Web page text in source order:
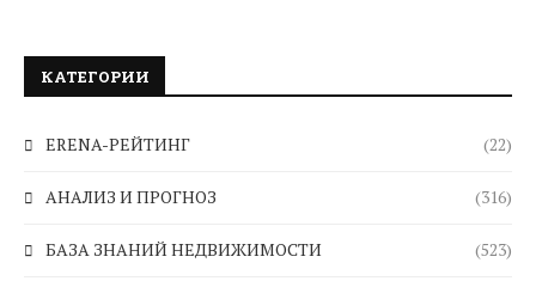
КАТЕГОРИИ
ERENA-РЕЙТИНГ (22)
АНАЛИЗ И ПРОГНОЗ (316)
БАЗА ЗНАНИЙ НЕДВИЖИМОСТИ (523)